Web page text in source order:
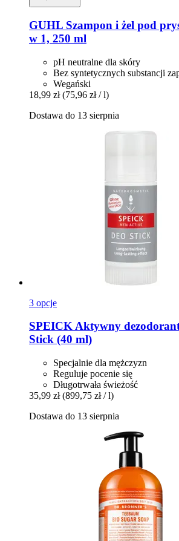
GUHL Szampon i żel pod
w 1, 250 ml
pH neutralne dla skóry
Bez syntetycznych substancji
Wegański
18,99 zł (75,96 zł / l)
Dostawa do 13 sierpnia
3 opcje
SPEICKAktywny
Stick (40 ml)
Specjalnie dla mężczyzn
Reguluje pocenie się
Długotrwała świeżość
35,99 zł (899,75 zł / l)
Dostawa do 13 sierpnia